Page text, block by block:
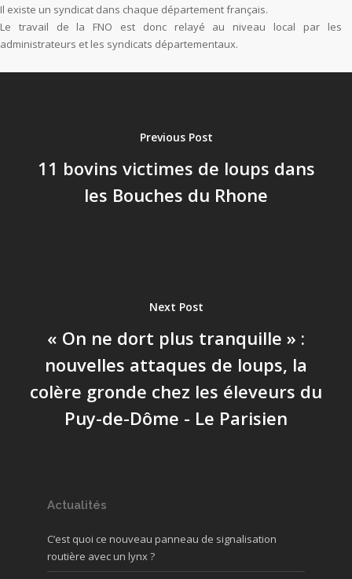
Il existe un syndicat dans chaque département français.
Le travail de la FNO est donc relayé au niveau local par les
administrateurs et les syndicats départementaux.
Previous Post
11 bovins victimes de loups dans
les Bouches du Rhone
Next Post
« On ne dort plus tranquille » :
nouvelles attaques de loups, la
colère gronde chez les éleveurs du
Puy-de-Dôme - Le Parisien
Actualités
C’est quoi ce nouveau panneau de signalisation
routière avec un lynx ?